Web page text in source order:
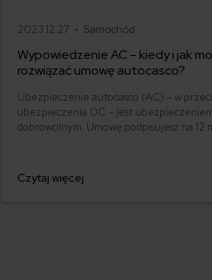
2023.12.27 • Samochód
Wypowiedzenie AC – kiedy i jak
rozwiązać umowę autocasco?
Ubezpieczenie autocasco (AC) – w
ubezpieczenia OC – jest
dobrowolnym. Umowę podpisujesz na 12
zdecydowałeś się sprzedać samochód w
umowy? Sprawdź, w jakich sytuacjach
Czytaj więcej